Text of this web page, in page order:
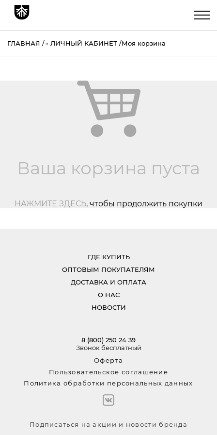
ГЛАВНАЯ → ЛИЧНЫЙ КАБИНЕТ Моя корзина
Ваша корзина пуста
НАЖМИТЕ ЗДЕСЬ, чтобы продолжить покупки
ГДЕ КУПИТЬ
ОПТОВЫМ ПОКУПАТЕЛЯМ
ДОСТАВКА И ОПЛАТА
О НАС
НОВОСТИ
8 (800) 250 24 39
Звонок бесплатный
Оферта
Пользовательское соглашение
Политика обработки персональных данных
Подписаться на акции и новости бренда